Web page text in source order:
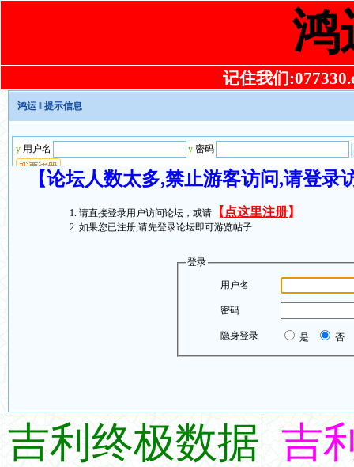
鸿
记住我们
鸿运 ‖ 提示信息
【论坛人数太多,禁止游客访问,请登
请直接登录用户访问论坛，或请 【 点这里注册】
如果您已注册,请先登录论坛即可游览帖子
登录
用户名
密码
隐身登录 是 否
吉利终极数据 吉